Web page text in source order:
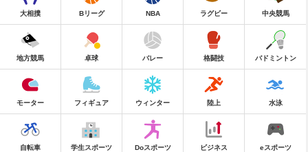
大相撲 Bリーグ NBA ラグビー 中央競馬
地方競馬 卓球 バレー 格闘技 バドミントン
モーター フィギュア ウィンター 陸上 水泳
自転車 学生スポーツ Doスポーツ ビジネス eスポーツ